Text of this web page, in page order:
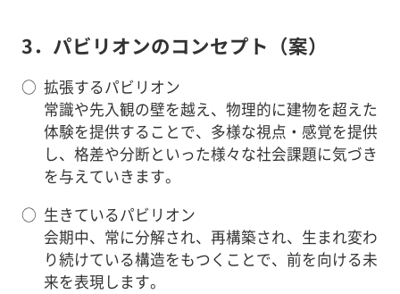
3．パビリオンのコンセプト（案）
○ 拡張するパビリオン
常識や先入観の壁を越え、物理的に建物を超えた
体験を提供することで、多様な視点・感覚を提供
し、格差や分断といった様々な社会課題に気づき
を与えていきます。
○ 生きているパビリオン
会期中、常に分解され、再構築され、生まれ変わ
り続けている構造をもつくことで、前を向ける未
来を表現します。